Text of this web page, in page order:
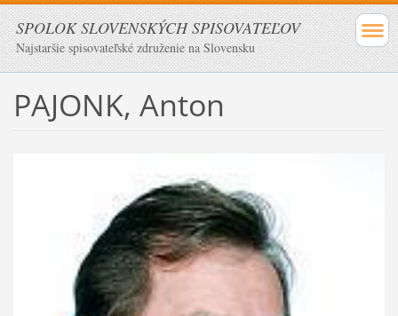
SPOLOK SLOVENSKÝCH SPISOVATEĽOV
Najstaršie spisovateľské združenie na Slovensku
PAJONK, Anton